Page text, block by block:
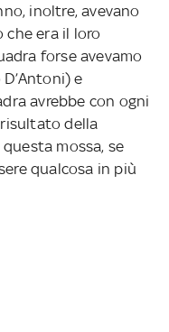
inoltre, avevano
era il loro
forse avevamo
e
avrebbe con ogni
della
mossa, se
qualcosa in più